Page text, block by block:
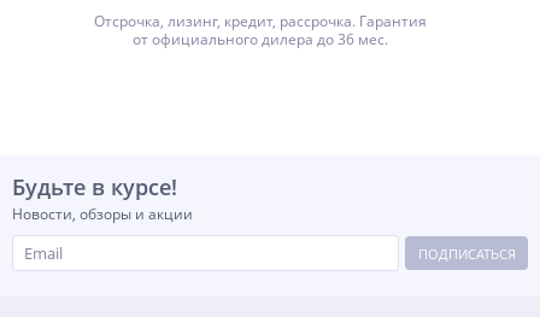
Отсрочка, лизинг, кредит, рассрочка. Гарантия
от официального дилера до 36 мес.
Будьте в курсе!
Новости, обзоры и акции
ПОДПИСАТЬСЯ